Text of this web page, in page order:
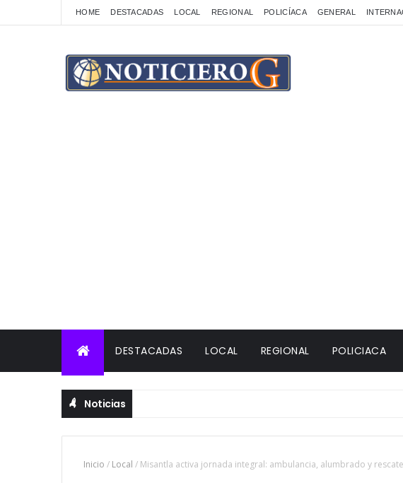
HOME DESTACADAS LOCAL REGIONAL POLICÍACA GENERAL
DESTACADAS LOCAL REGIONAL POLICIACA
Noticias
Inicio / Local / Misantla activa jornada integral: ambulancia, alumbrado y